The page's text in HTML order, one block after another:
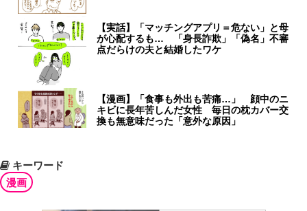
【実話】「マッチングアプリ＝危ない」と母
が心配するも… 「身長詐欺」「偽名」不審
点だらけの夫と結婚したワケ
【漫画】「食事も外出も苦痛…」 顔中のニ
キビに長年苦しんだ女性 毎日の枕カバー交
換も無意味だった「意外な原因」
キーワード
漫画